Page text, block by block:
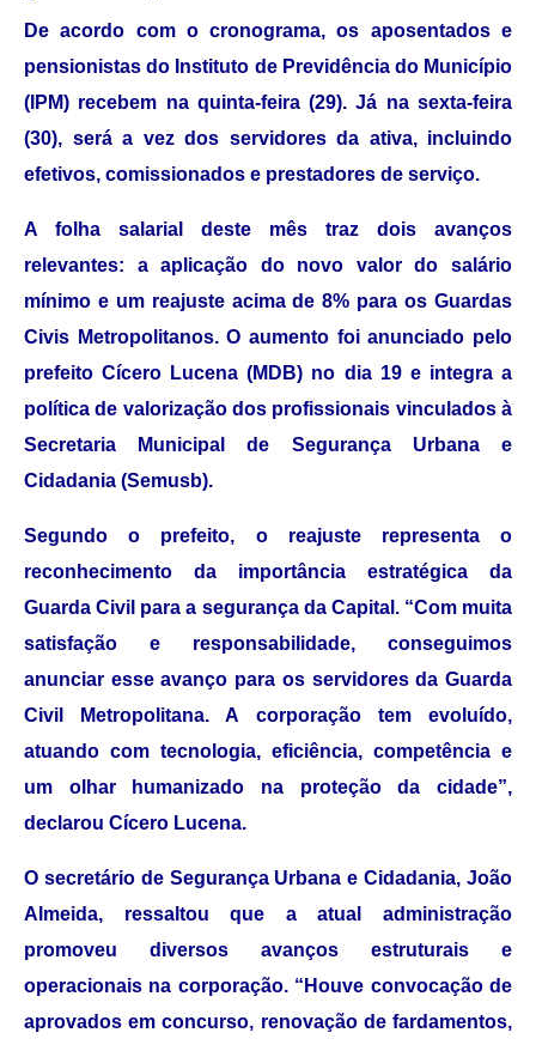
De acordo com o cronograma, os aposentados e
pensionistas do Instituto de Previdência do Município
(IPM) recebem na quinta-feira (29). Já na sexta-feira
(30), será a vez dos servidores da ativa, incluindo
efetivos, comissionados e prestadores de serviço.
A folha salarial deste mês traz dois avanços
relevantes: a aplicação do novo valor do salário
mínimo e um reajuste acima de 8% para os Guardas
Civis Metropolitanos. O aumento foi anunciado pelo
prefeito Cícero Lucena (MDB) no dia 19 e integra a
política de valorização dos profissionais vinculados à
Secretaria Municipal de Segurança Urbana e
Cidadania (Semusb).
Segundo o prefeito, o reajuste representa o
reconhecimento da importância estratégica da
Guarda Civil para a segurança da Capital. “Com muita
satisfação e responsabilidade, conseguimos
anunciar esse avanço para os servidores da Guarda
Civil Metropolitana. A corporação tem evoluído,
atuando com tecnologia, eficiência, competência e
um olhar humanizado na proteção da cidade”,
declarou Cícero Lucena.
O secretário de Segurança Urbana e Cidadania, João
Almeida, ressaltou que a atual administração
promoveu diversos avanços estruturais e
operacionais na corporação. “Houve convocação de
aprovados em concurso, renovação de fardamentos,